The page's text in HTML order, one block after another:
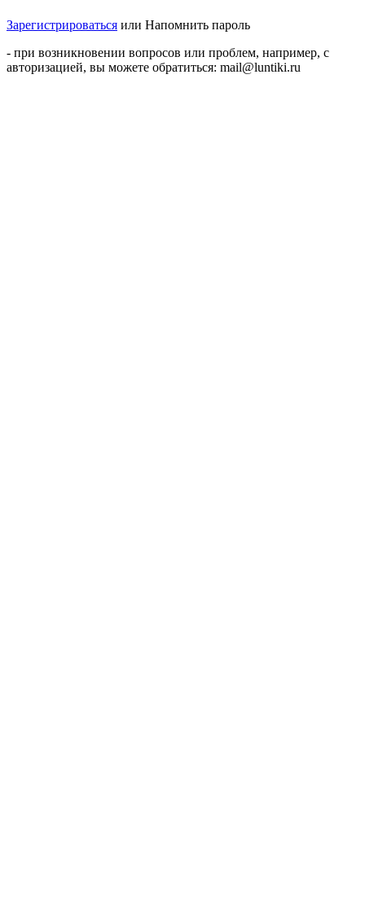
Зарегистрироваться или Напомнить пароль
- при возникновении вопросов или проблем, например, с
авторизацией, вы можете обратиться: mail@luntiki.ru